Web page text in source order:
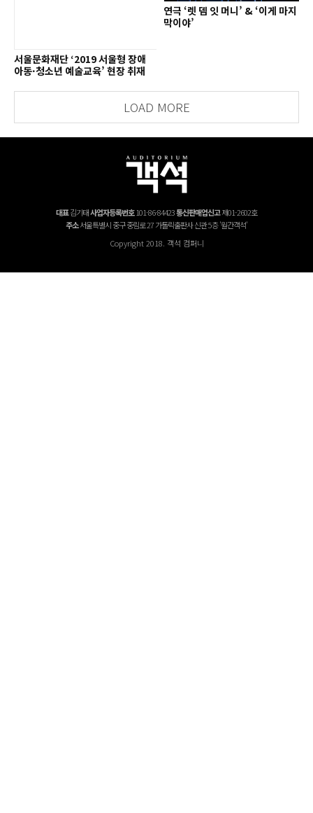
서울문화재단 ‘2019 서울형 장애
아동·청소년 예술교육’ 현장 취재
연극 ‘렛 뎀 잇 머니’ & ‘이게 마지
막이야’
LOAD MORE
대표김기태사업자등록번호101-86-84423통신판매업신고제01-2602호
주소서울특별시 중구 중림로 27 가톨릭출판사 신관 5층 '월간객석'
Copyright 2018. 객석 컴퍼니